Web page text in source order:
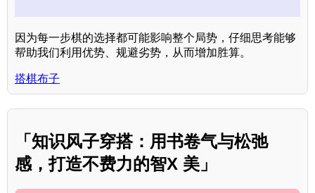
因为每一步棋的选择都可能影响整个局势，仔细思考能够
帮助我们利用优势、规避劣势，从而增加胜算。
搭棋布子
「知识风子穿搭：用书卷气与松弛
感，打造不费力的智X 美」